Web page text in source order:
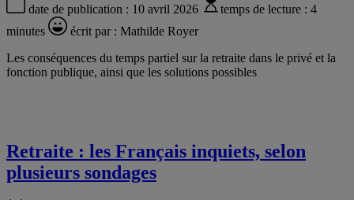
date de publication : 10 avril 2026 temps de lecture : 4
minutes
écrit par : Mathilde Royer
Les conséquences du temps partiel sur la retraite dans le privé et la
fonction publique, ainsi que les solutions possibles
Retraite : les Français inquiets, selon
plusieurs sondages